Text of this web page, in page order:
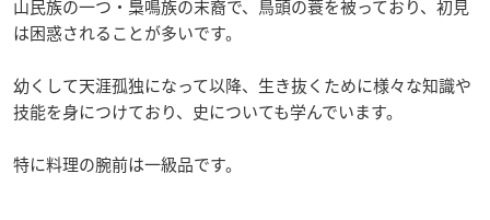
山民族の一つ・梟鳴族の末裔で、鳥頭の蓑を被っており、初見
は困惑されることが多いです。
幼くして天涯孤独になって以降、生き抜くために様々な知識や
技能を身につけており、史についても学んでいます。
特に料理の腕前は一級品です。